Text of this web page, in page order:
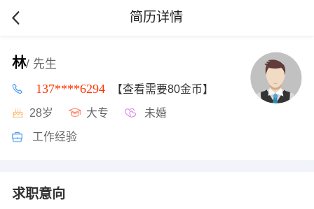
简历详情
林/ 先生
137****6294 【查看需要80金币】
28岁 大专 未婚
工作经验
求职意向